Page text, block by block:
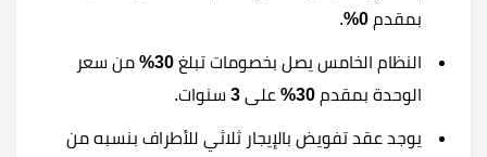
بمقدم 0%
.
النظام الخامس يصل بخصومات تبلغ 30%
من سعر
الوحدة بمقدم 30% على 3 سنوات.
يوجد عقد تفويض بالإيجار ثلاثي للأطراف بنسبه من